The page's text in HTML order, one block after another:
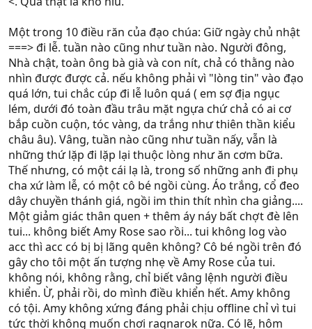
Một trong 10 điều răn của đạo chúa: Giữ ngày chủ nhật
===> đi lễ. tuần nào cũng như tuần nào. Người đông,
Nhà chật, toàn ông bà già và con nít, chả có thằng nào
nhìn được được cả. nếu không phải vì "lòng tin" vào đạo
quá lớn, tui chắc cúp đi lễ luôn quá ( em sợ địa ngục
lém, dưới đó toàn đầu trâu mặt ngựa chứ chả có ai cơ
bắp cuồn cuộn, tóc vàng, da trắng như thiên thần kiểu
châu âu). Vâng, tuần nào cũng như tuần nấy, vẫn là
những thứ lặp đi lặp lại thuộc lòng như ăn cơm bữa.
Thế nhưng, có một cái lạ là, trong số những anh đi phụ
cha xứ làm lễ, có một cô bé ngồi cùng. Áo trắng, cổ đeo
dây chuyền thánh giá, ngồi im thin thít nhìn cha giảng....
Một giảm giác thân quen + thêm áy náy bất chợt đè lên
tui... không biết Amy Rose sao rồi... tui không log vào
acc thì acc có bị bị lãng quên không? Cô bé ngồi trên đó
gây cho tôi một ấn tượng nhẹ về Amy Rose của tui.
không nói, không rằng, chỉ biết vâng lệnh người điều
khiển. Ừ, phải rồi, do mình điều khiển hết. Amy không
có tội. Amy không xứng đáng phải chịu offline chỉ vì tui
tức thời không muốn chơi ragnarok nữa. Có lẽ, hôm